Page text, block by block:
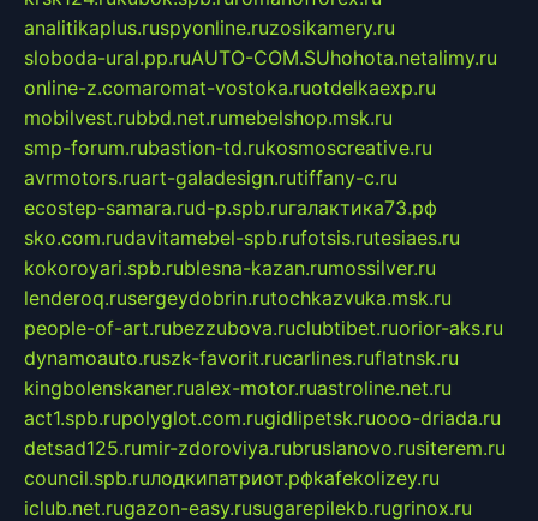
analitikaplus.ruspyonline.ruzosikamery.ru
sloboda-ural.pp.ruAUTO-COM.SUhohota.netalimy.ru
online-z.comaromat-vostoka.ruotdelkaexp.ru
mobilvest.rubbd.net.rumebelshop.msk.ru
smp-forum.rubastion-td.rukosmoscreative.ru
avrmotors.ruart-galadesign.rutiffany-c.ru
ecostep-samara.rud-p.spb.ruгалактика73.рф
sko.com.rudavitamebel-spb.rufotsis.rutesiaes.ru
kokoroyari.spb.rublesna-kazan.rumossilver.ru
lenderoq.rusergeydobrin.rutochkazvuka.msk.ru
people-of-art.rubezzubova.ruclubtibet.ruorior-aks.ru
dynamoauto.ruszk-favorit.rucarlines.ruflatnsk.ru
kingbolenskaner.rualex-motor.ruastroline.net.ru
act1.spb.rupolyglot.com.rugidlipetsk.ruooo-driada.ru
detsad125.rumir-zdoroviya.rubruslanovo.rusiterem.ru
council.spb.ruлодкипатриот.рфkafekolizey.ru
iclub.net.rugazon-easy.rusugarepilekb.rugrinox.ru